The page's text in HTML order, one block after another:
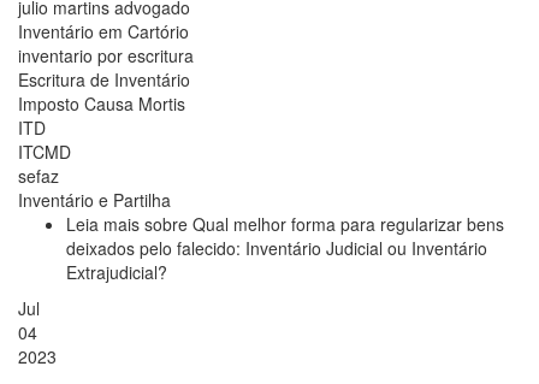
julio martins advogado
Inventário em Cartório
inventario por escritura
Escritura de Inventário
Imposto Causa Mortis
ITD
ITCMD
sefaz
Inventário e Partilha
Leia mais sobre Qual melhor forma para regularizar bens
deixados pelo falecido: Inventário Judicial ou Inventário
Extrajudicial?
Jul
04
2023